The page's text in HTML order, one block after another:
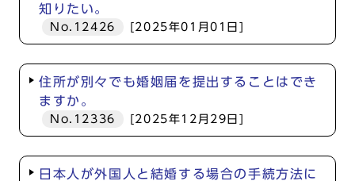
知りたい。
No.12426 [2025年01月01日]
住所が別々でも婚姻届を提出することはでき
ますか。
No.12336 [2025年12月29日]
日本人が外国人と結婚する場合の手続方法に